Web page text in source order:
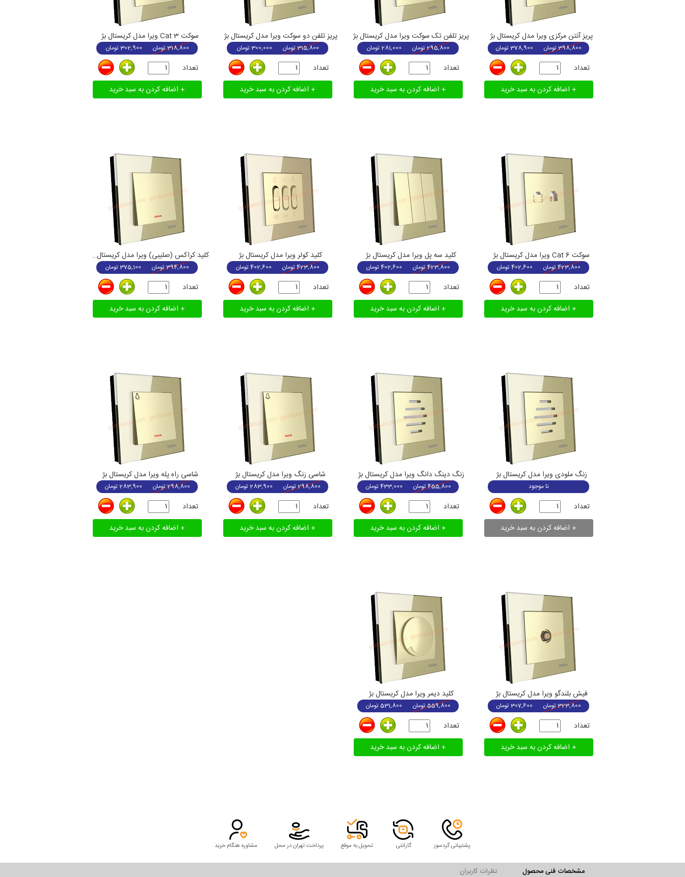
پریز آنتن مرکزی ویرا مدل کریستال بژ
398,800تومان 378,900 تومان
تعداد
پریز تلفن تک سوکت ویرا مدل کریستال بژ
295,800تومان 281,000 تومان
تعداد
پریز تلفن دو سوکت ویرا مدل کریستال بژ
315,800تومان 300,000 تومان
تعداد
سوکت Cat 3 ویرا مدل کریستال بژ
318,800تومان 302,900 تومان
تعداد
سوکت Cat 6 ویرا مدل کریستال بژ
423,800تومان 402,600 تومان
تعداد
کلید سه پل ویرا مدل کریستال بژ
423,800تومان 402,600 تومان
تعداد
کلید کولر ویرا مدل کریستال بژ
423,800تومان 402,600 تومان
تعداد
کلید کراکس (صلیبی) ویرا مدل کریستال بژ
394,800تومان 375,100 تومان
تعداد
زنگ ملودی ویرا مدل کریستال بژ
نا موجود
تعداد
زنگ دینگ دانگ ویرا مدل کریستال بژ
455,800تومان 433,000 تومان
تعداد
شاسی زنگ ویرا مدل کریستال بژ
298,800تومان 283,900 تومان
تعداد
شاسی راه پله ویرا مدل کریستال بژ
298,800تومان 283,900 تومان
تعداد
فیش بلندگو ویرا مدل کریستال بژ
323,800تومان 307,600 تومان
تعداد
کلید دیمر ویرا مدل کریستال بژ
559,800تومان 531,800 تومان
تعداد
پشتیبانی گردسوز گارانتی تحویل به موقع پرداخت تهران در محل مشاوره هنگام خرید
مشخصات فنی محصول نظرات کاربران